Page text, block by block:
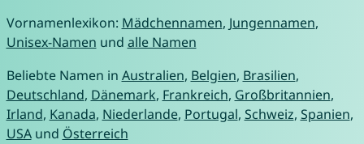
Vornamenlexikon: Mädchennamen, Jungennamen,
Unisex-Namen und alle Namen
Beliebte Namen in Australien, Belgien, Brasilien,
Deutschland, Dänemark, Frankreich, Großbritannien,
Irland, Kanada, Niederlande, Portugal, Schweiz, Spanien,
USAund Österreich